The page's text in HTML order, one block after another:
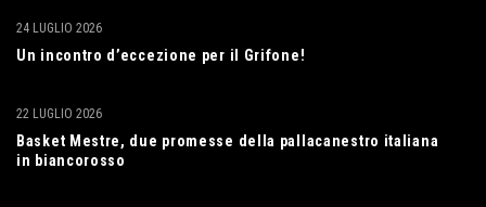
Un incontro d’eccezione per il Grifone!
24 LUGLIO 2026
Basket Mestre, due promesse della pallacanestro italiana
in biancorosso
22 LUGLIO 2026